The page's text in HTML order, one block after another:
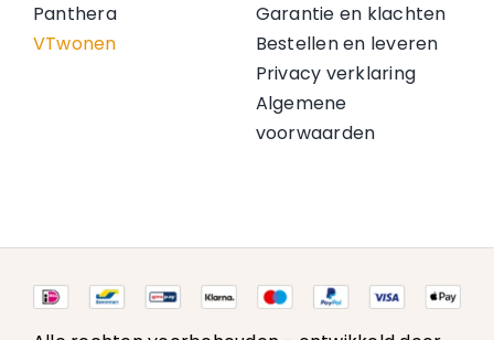
Panthera
VTwonen
Garantie en klachten
Bestellen en leveren
Privacy verklaring
Algemene
voorwaarden